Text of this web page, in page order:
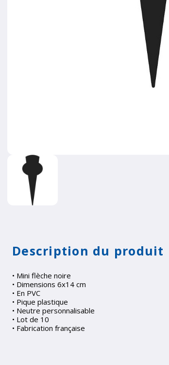
Description du produit
• Mini flèche noire
• Dimensions 6x14 cm
• En PVC
• Pique plastique
• Neutre personnalisable
• Lot de 10
• Fabrication française